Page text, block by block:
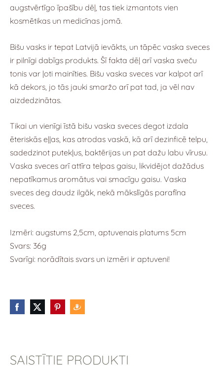
augstvērtīgo īpašību dēļ, tas tiek izmantots vien
kosmētikas un medicīnas jomā.
Bišu vasks ir tepat Latvijā ievākts, un tāpēc vaska sveces
ir pilnīgi dabīgs produkts. Šī fakta dēļ arī vaska sveču
tonis var ļoti mainīties. Bišu vaska sveces var kalpot arī
kā dekors, jo tās jauki smaržo arī pat tad, ja vēl nav
aizdedzinātas.
Tikai un vienīgi īstā bišu vaska sveces degot izdala
ēteriskās eļļas, kas atrodas vaskā, kā arī dezinficē telpu,
sadedzinot putekļus, baktērijas un pat dažu labu vīrusu.
Vaska sveces arī attīra telpas gaisu, likvidējot dažādus
nepatīkamus aromātus vai smacīgu gaisu. Vaska
sveces deg daudz ilgāk, nekā mākslīgās parafīna
sveces.
Izmēri: augstums 2,5cm, aptuvenais platums 5cm
Svars: 36g
Svarīgi: norādītais svars un izmēri ir aptuveni!
SAISTĪTIE PRODUKTI